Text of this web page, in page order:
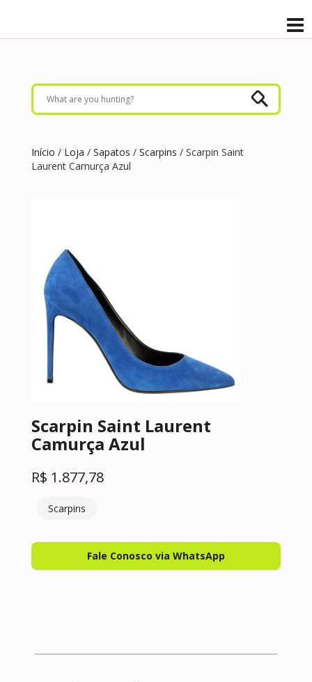
Início / Loja / Sapatos / Scarpins / Scarpin Saint
Laurent Camurça Azul
Scarpin Saint Laurent
Camurça Azul
R$ 1.877,78
Scarpins
Fale Conosco via WhatsApp